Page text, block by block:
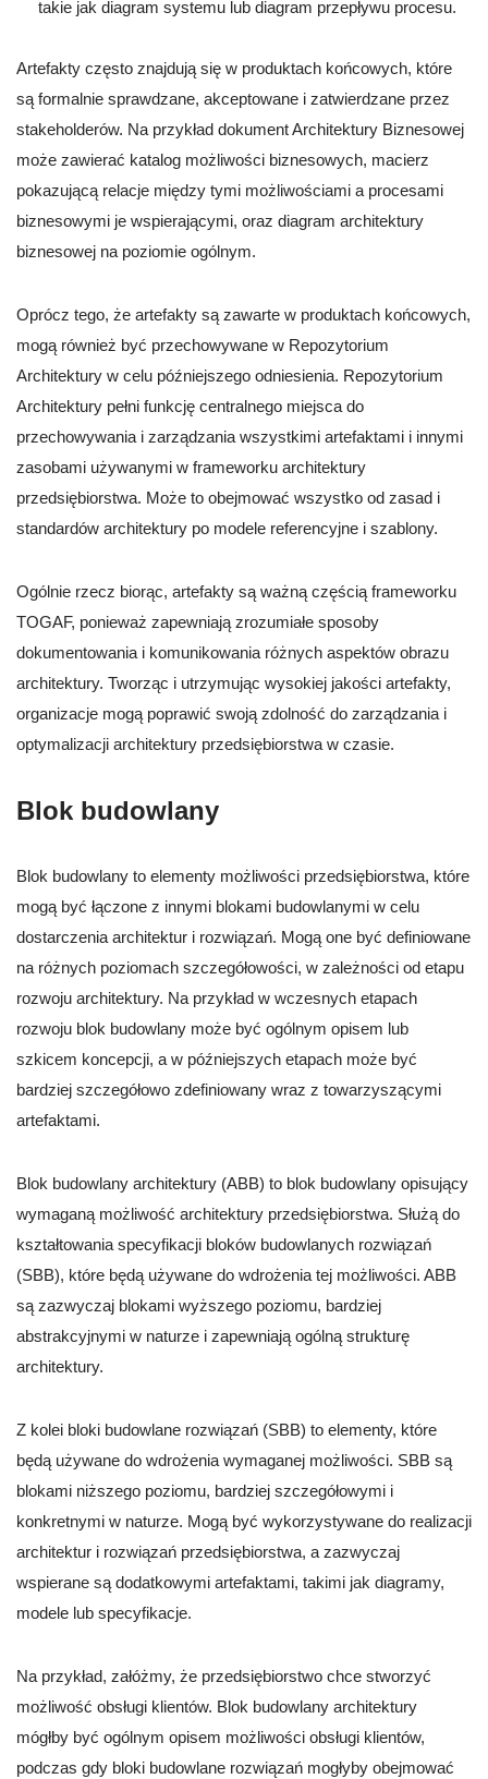
takie jak diagram systemu lub diagram przepływu procesu.
Artefakty często znajdują się w produktach końcowych, które
są formalnie sprawdzane, akceptowane i zatwierdzane przez
stakeholderów. Na przykład dokument Architektury Biznesowej
może zawierać katalog możliwości biznesowych, macierz
pokazującą relacje między tymi możliwościami a procesami
biznesowymi je wspierającymi, oraz diagram architektury
biznesowej na poziomie ogólnym.
Oprócz tego, że artefakty są zawarte w produktach końcowych,
mogą również być przechowywane w Repozytorium
Architektury w celu późniejszego odniesienia. Repozytorium
Architektury pełni funkcję centralnego miejsca do
przechowywania i zarządzania wszystkimi artefaktami i innymi
zasobami używanymi w frameworku architektury
przedsiębiorstwa. Może to obejmować wszystko od zasad i
standardów architektury po modele referencyjne i szablony.
Ogólnie rzecz biorąc, artefakty są ważną częścią frameworku
TOGAF, ponieważ zapewniają zrozumiałe sposoby
dokumentowania i komunikowania różnych aspektów obrazu
architektury. Tworząc i utrzymując wysokiej jakości artefakty,
organizacje mogą poprawić swoją zdolność do zarządzania i
optymalizacji architektury przedsiębiorstwa w czasie.
Blok budowlany
Blok budowlany to elementy możliwości przedsiębiorstwa, które
mogą być łączone z innymi blokami budowlanymi w celu
dostarczenia architektur i rozwiązań. Mogą one być definiowane
na różnych poziomach szczegółowości, w zależności od etapu
rozwoju architektury. Na przykład w wczesnych etapach
rozwoju blok budowlany może być ogólnym opisem lub
szkicem koncepcji, a w późniejszych etapach może być
bardziej szczegółowo zdefiniowany wraz z towarzyszącymi
artefaktami.
Blok budowlany architektury (ABB) to blok budowlany opisujący
wymaganą możliwość architektury przedsiębiorstwa. Służą do
kształtowania specyfikacji bloków budowlanych rozwiązań
(SBB), które będą używane do wdrożenia tej możliwości. ABB
są zazwyczaj blokami wyższego poziomu, bardziej
abstrakcyjnymi w naturze i zapewniają ogólną strukturę
architektury.
Z kolei bloki budowlane rozwiązań (SBB) to elementy, które
będą używane do wdrożenia wymaganej możliwości. SBB są
blokami niższego poziomu, bardziej szczegółowymi i
konkretnymi w naturze. Mogą być wykorzystywane do realizacji
architektur i rozwiązań przedsiębiorstwa, a zazwyczaj
wspierane są dodatkowymi artefaktami, takimi jak diagramy,
modele lub specyfikacje.
Na przykład, załóżmy, że przedsiębiorstwo chce stworzyć
możliwość obsługi klientów. Blok budowlany architektury
mógłby być ogólnym opisem możliwości obsługi klientów,
podczas gdy bloki budowlane rozwiązań mogłyby obejmować